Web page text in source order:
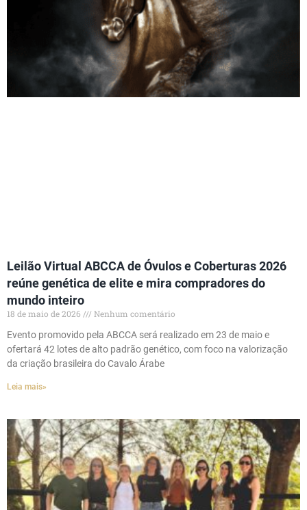
Leilão Virtual ABCCA de Óvulos e Coberturas 2026
reúne genética de elite e mira compradores do
mundo inteiro
18 de maio de 2026
Nenhum comentário
Evento promovido pela ABCCA será realizado em 23 de maio e
ofertará 42 lotes de alto padrão genético, com foco na valorização
da criação brasileira do Cavalo Árabe
Leia mais»